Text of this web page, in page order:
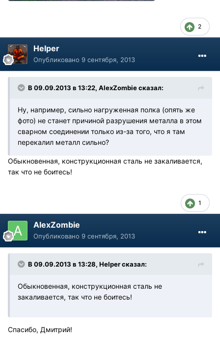
2
Helper
Опубликовано 9 сентября, 2013
В 09.09.2013 в 13:22, AlexZombie сказал:
Ну, например, сильно нагруженная полка (опять же
фото) не станет причиной разрушения металла в этом
сварном соединении только из-за того, что я там
перекалил металл сильно?
Обыкновенная, конструкционная сталь не закаливается,
так что не боитесь!
1
AlexZombie
Опубликовано 9 сентября, 2013
В 09.09.2013 в 13:28, Helper сказал:
Обыкновенная, конструкционная сталь не
закаливается, так что не боитесь!
Спасибо, Дмитрий!